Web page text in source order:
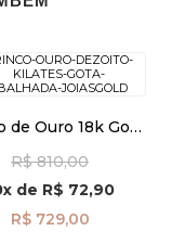
de Ouro 18k Gota
R$ 810,00
de R$ 72,90
R$ 729,00